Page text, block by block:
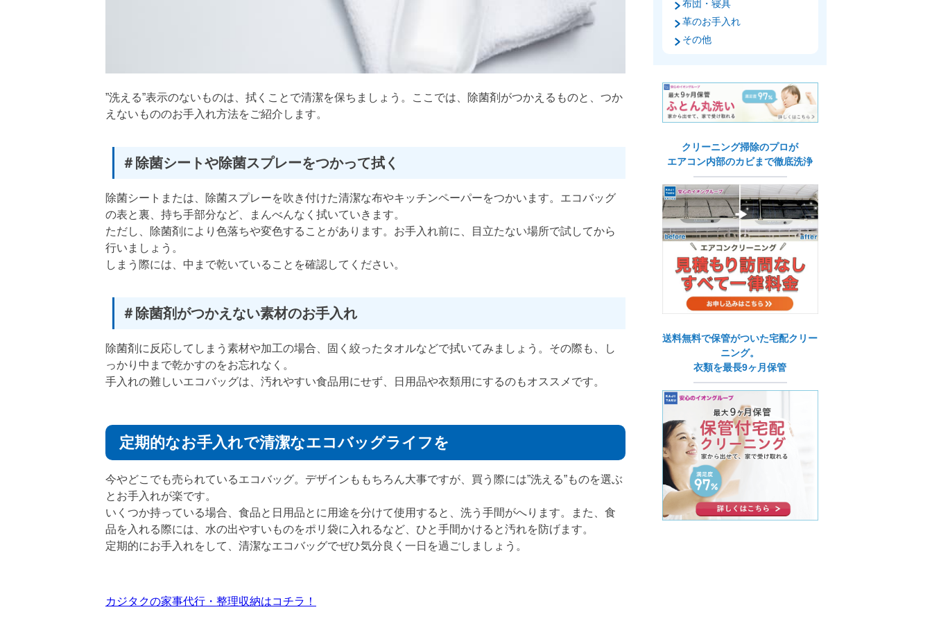
”洗える”表示のないものは、拭くことで清潔を保ちましょう。ここでは、除菌剤がつかえるものと、つか
えないもののお手入れ方法をご紹介します。
＃除菌シートや除菌スプレーをつかって拭く
除菌シートまたは、除菌スプレーを吹き付けた清潔な布やキッチンペーパーをつかいます。エコバッグ
の表と裏、持ち手部分など、まんべんなく拭いていきます。
ただし、除菌剤により色落ちや変色することがあります。お手入れ前に、目立たない場所で試してから
行いましょう。
しまう際には、中まで乾いていることを確認してください。
＃除菌剤がつかえない素材のお手入れ
除菌剤に反応してしまう素材や加工の場合、固く絞ったタオルなどで拭いてみましょう。その際も、し
っかり中まで乾かすのをお忘れなく。
手入れの難しいエコバッグは、汚れやすい食品用にせず、日用品や衣類用にするのもオススメです。
定期的なお手入れで清潔なエコバッグライフを
今やどこでも売られているエコバッグ。デザインももちろん大事ですが、買う際には”洗える”ものを選ぶ
とお手入れが楽です。
いくつか持っている場合、食品と日用品とに用途を分けて使用すると、洗う手間がへります。また、食
品を入れる際には、水の出やすいものをポリ袋に入れるなど、ひと手間かけると汚れを防げます。
定期的にお手入れをして、清潔なエコバッグでぜひ気分良く一日を過ごしましょう。
カジタクの家事代行・整理収納はコチラ！
布団・寝具
革のお手入れ
その他
クリーニング掃除のプロが
エアコン内部のカビまで徹底洗浄
送料無料で保管がついた宅配クリー
ニング。
衣類を最長9ヶ月保管